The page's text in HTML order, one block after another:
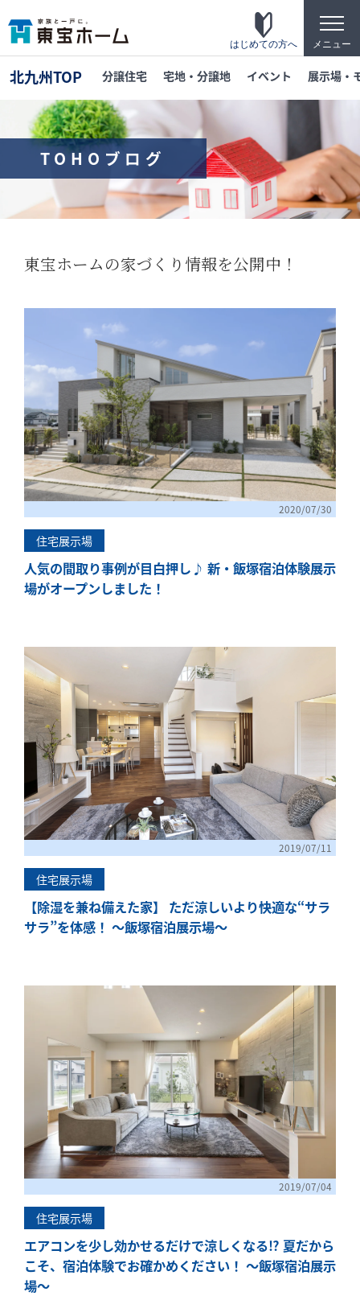
t
o
g
g
l
e
a
i
n
メニュー
はじめての方へ
東宝ホームの家づくり
家がお施主様にとって「満足して喜ばれている
家」になっている事を目指して・・・
家づくりのこだわり
の4つのポイントを詳しく紹介します。
テクノロジー
「断熱・省エネ・快適」「構造・耐震・制震」
「健康・安心・保証」の3つに分けてご説明いた
します。
ZEH
なぜ、ZEHをしなければならないのか？その理
由と当社のZEH住宅普及への取り組み
北九州TOP 分譲住宅 宅地・分譲地 イベント 展示場・
TOHOブログ
東宝ホームの家づくり情報を公開中！
2020/07/30
住宅展示場
人気の間取り事例が目白押し♪ 新・飯塚宿泊体験展示
場がオープンしました！
2019/07/11
住宅展示場
【除湿を兼ね備えた家】 ただ涼しいより快適な“サラ
サラ”を体感！ ～飯塚宿泊展示場～
2019/07/04
住宅展示場
エアコンを少し効かせるだけで涼しくなる⁉ 夏だから
こそ、宿泊体験でお確かめください！ ～飯塚宿泊展示
場～